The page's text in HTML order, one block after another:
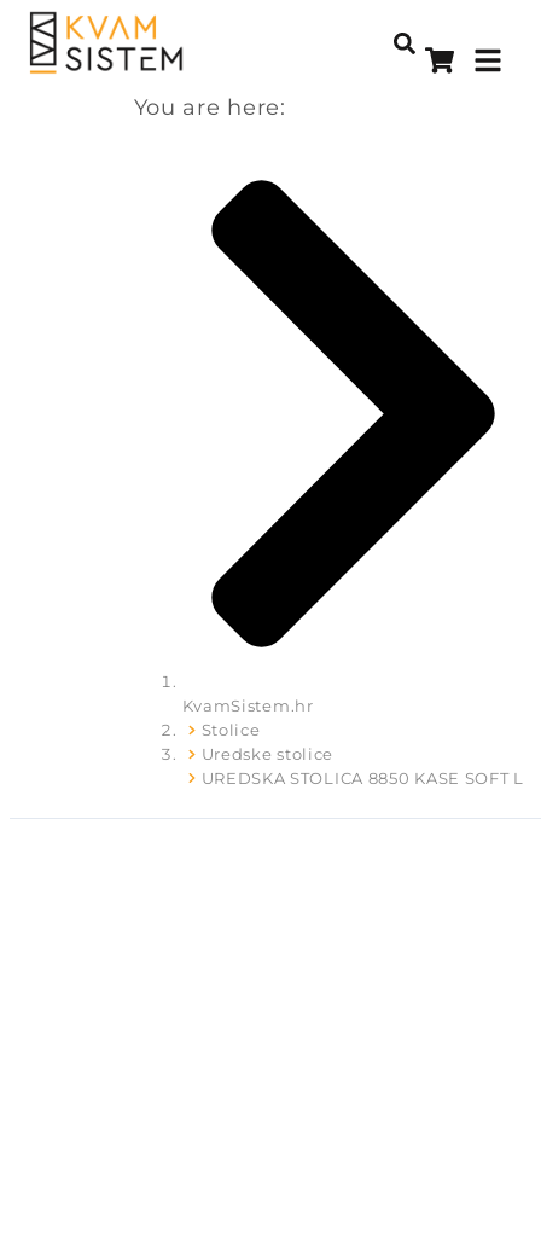
You are here:
KvamSistem.hr
Stolice
Uredske stolice
UREDSKA STOLICA 8850 KASE SOFT L